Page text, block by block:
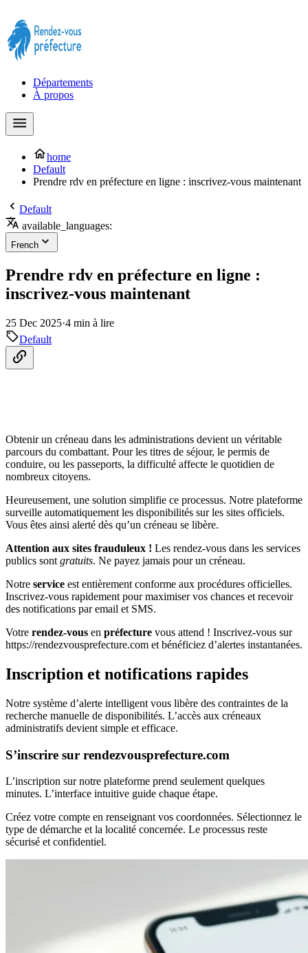
Départements
À propos
home
Default
Prendre rdv en préfecture en ligne : inscrivez-vous maintenant
Default
available_languages:
French
Prendre rdv en préfecture en ligne :
inscrivez-vous maintenant
25 Dec 2025·4 min à lire
Default
Obtenir un créneau dans les administrations devient un véritable
parcours du combattant. Pour les titres de séjour, le permis de
conduire, ou les passeports, la difficulté affecte le quotidien de
nombreux citoyens.
Heureusement, une solution simplifie ce processus. Notre plateforme
surveille automatiquement les disponibilités sur les sites officiels.
Vous êtes ainsi alerté dès qu’un créneau se libère.
Attention aux sites frauduleux ! Les rendez-vous dans les services
publics sont gratuits. Ne payez jamais pour un créneau.
Notre service est entièrement conforme aux procédures officielles.
Inscrivez-vous rapidement pour maximiser vos chances et recevoir
des notifications par email et SMS.
Votre rendez-vous en préfecture vous attend ! Inscrivez-vous sur
https://rendezvousprefecture.com et bénéficiez d’alertes instantanées.
Inscription et notifications rapides
Notre système d’alerte intelligent vous libère des contraintes de la
recherche manuelle de disponibilités. L’accès aux créneaux
administratifs devient simple et efficace.
S’inscrire sur rendezvousprefecture.com
L’inscription sur notre plateforme prend seulement quelques
minutes. L’interface intuitive guide chaque étape.
Créez votre compte en renseignant vos coordonnées. Sélectionnez le
type de démarche et la localité concernée. Le processus reste
sécurisé et confidentiel.